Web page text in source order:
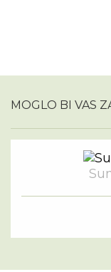
MOGLO BI VAS